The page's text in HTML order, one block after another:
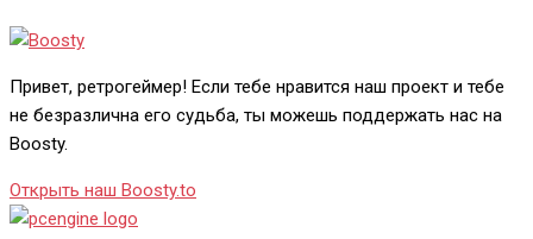
Привет, ретрогеймер! Если тебе нравится наш проект и тебе
не безразлична его судьба, ты можешь поддержать нас на
Boosty.
Открыть наш Boosty.to